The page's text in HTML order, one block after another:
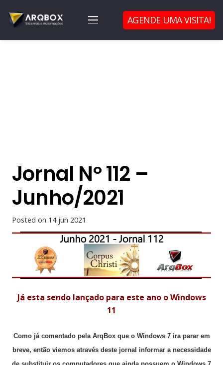
AGENDE UMA VISITA!
Jornal Nº 112 –
Junho/2021
Posted on 14 jun 2021
Já esta sendo lançado para este ano o Windows
11
Como já comentado pela ArqBox que o Windows 7 ira parar em
breve, então viemos através deste jornal informar a necessidade